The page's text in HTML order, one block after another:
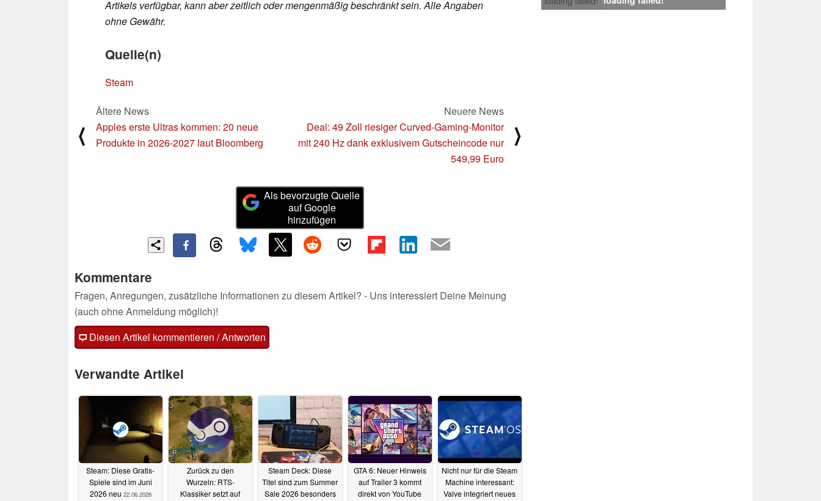
Artikels verfügbar, kann aber zeitlich oder mengenmäßig beschränkt sein. Alle Angaben
ohne Gewähr.
Quelle(n)
Steam
⟨
Ältere News
Apples erste Ultras kommen: 20 neue
Produkte in 2026-2027 laut Bloomberg
Neuere News
Deal: 49 Zoll riesiger Curved-Gaming-Monitor
mit 240 Hz dank exklusivem Gutscheincode nur
549,99 Euro
⟩
Als bevorzugte Quelle
auf Google
hinzufügen
Kommentare
Fragen, Anregungen, zusätzliche Informationen zu diesem Artikel? - Uns interessiert Deine Meinung
(auch ohne Anmeldung möglich)!
Diesen Artikel kommentieren / Antworten
Verwandte Artikel
Steam: Diese Gratis-
Spiele sind im Juni
2026 neu 22.06.2026
Zurück zu den
Wurzeln: RTS-
Klassiker setzt auf
Steam Deck: Diese
Titel sind zum Summer
Sale 2026 besonders
GTA 6: Neuer Hinweis
auf Trailer 3 kommt
direkt von YouTube
Nicht nur für die Steam
Machine interessant:
Valve integriert neues